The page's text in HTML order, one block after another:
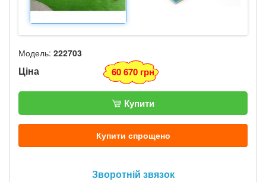
Модель: 222703
Ціна 60 670 грн
Купити
Купити спрощено
Зворотній звязок